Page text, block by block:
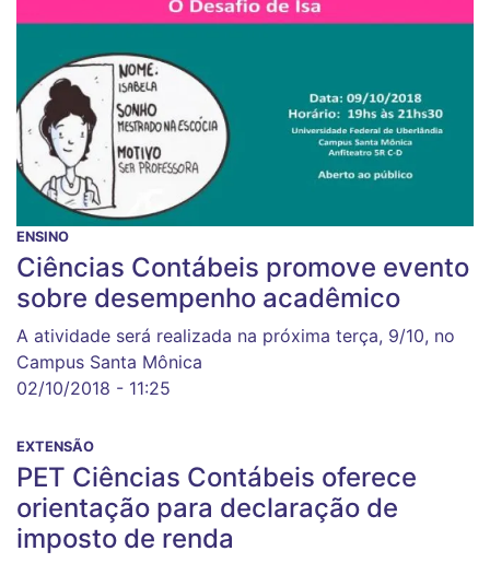
ENSINO
Ciências Contábeis promove evento
sobre desempenho acadêmico
A atividade será realizada na próxima terça, 9/10, no
Campus Santa Mônica
02/10/2018 - 11:25
EXTENSÃO
PET Ciências Contábeis oferece
orientação para declaração de
imposto de renda